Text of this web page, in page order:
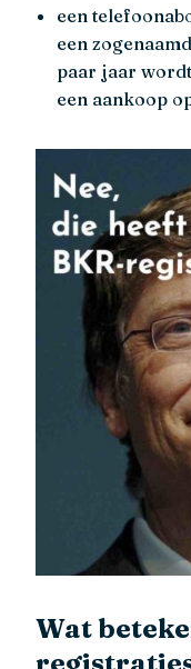
een
een
paar jaar
een aankoop
Wat